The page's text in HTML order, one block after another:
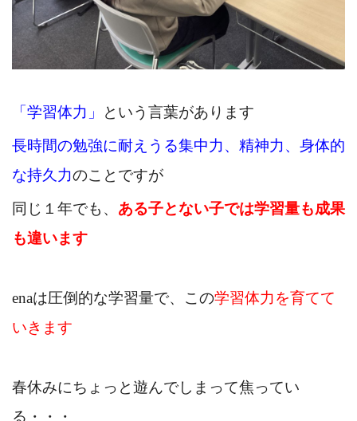
「学習体力」
という言葉があります
長時間の勉強に耐えうる集中力、精神力、身体的
な持久力のことですが
同じ１年でも、 ある子とない子では学習量も成果
も違います
enaは圧倒的な学習量で、この学習体力を育てて
いきます
春休みにちょっと遊んでしまって焦ってい
る・・・